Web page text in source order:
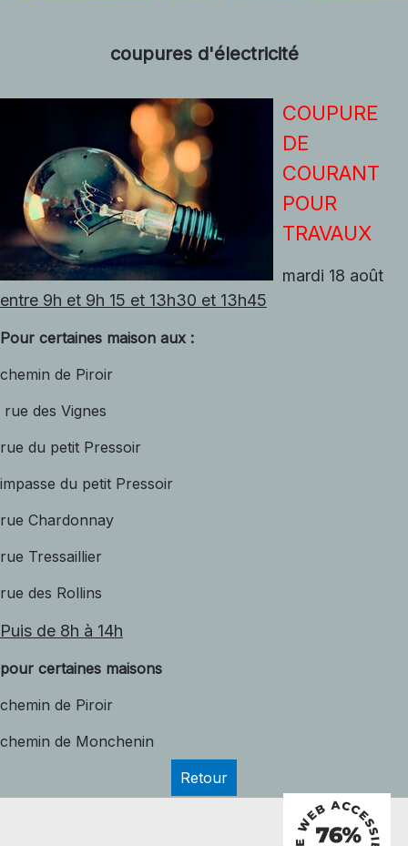
coupures d'électricité
COUPURE
DE
COURANT
POUR
TRAVAUX
mardi 18 août
entre 9h et 9h 15 et 13h30 et 13h45
Pour certaines maison aux :
chemin de Piroir
rue des Vignes
rue du petit Pressoir
impasse du petit Pressoir
rue Chardonnay
rue Tressaillier
rue des Rollins
Puis de 8h à 14h
pour certaines maisons
chemin de Piroir
chemin de Monchenin
Retour